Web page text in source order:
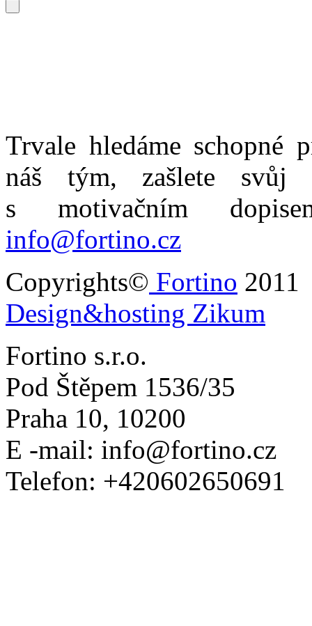
Trvale hledáme schopné
náš tým, zašlete svůj
s motivačním
info@fortino.cz
Copyrights© Fortino
Design&hosting Zikum
Fortino s.r.o.
Pod Štěpem 1536/35
Praha 10, 10200
E -mail: info@fortino.cz
Telefon: +420602650691